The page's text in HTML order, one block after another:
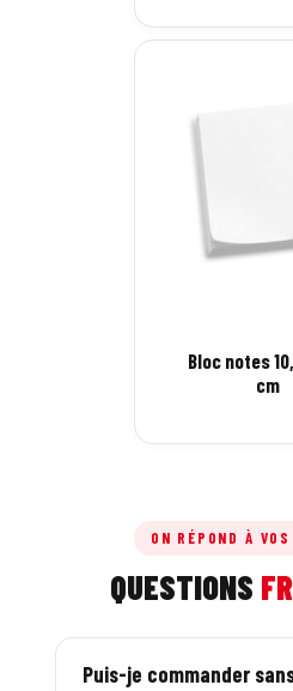
Bloc notes
cm
ON RÉPOND À
QUESTIONS
Puis-je commander